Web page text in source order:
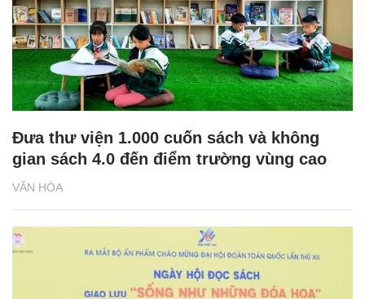
VĂN HÓA
Đưa thư viện 1.000 cuốn sách và không
gian sách 4.0 đến điểm trường vùng cao